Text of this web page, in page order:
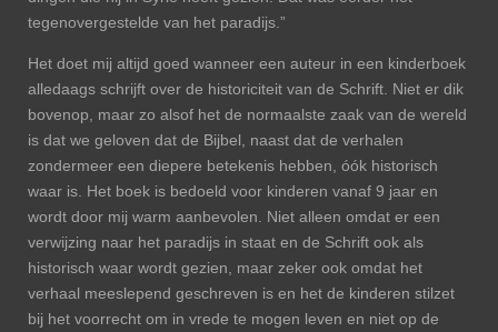
tegenovergestelde van het paradijs.”
Het doet mij altijd goed wanneer een auteur in een kinderboek
alledaags schrijft over de historiciteit van de Schrift. Niet er dik
bovenop, maar zo alsof het de normaalste zaak van de wereld
is dat we geloven dat de Bijbel, naast dat de verhalen
zondermeer een diepere betekenis hebben, óók historisch
waar is. Het boek is bedoeld voor kinderen vanaf 9 jaar en
wordt door mij warm aanbevolen. Niet alleen omdat er een
verwijzing naar het paradijs in staat en de Schrift ook als
historisch waar wordt gezien, maar zeker ook omdat het
verhaal meeslepend geschreven is en het de kinderen stilzet
bij het voorrecht om in vrede te mogen leven en niet op de